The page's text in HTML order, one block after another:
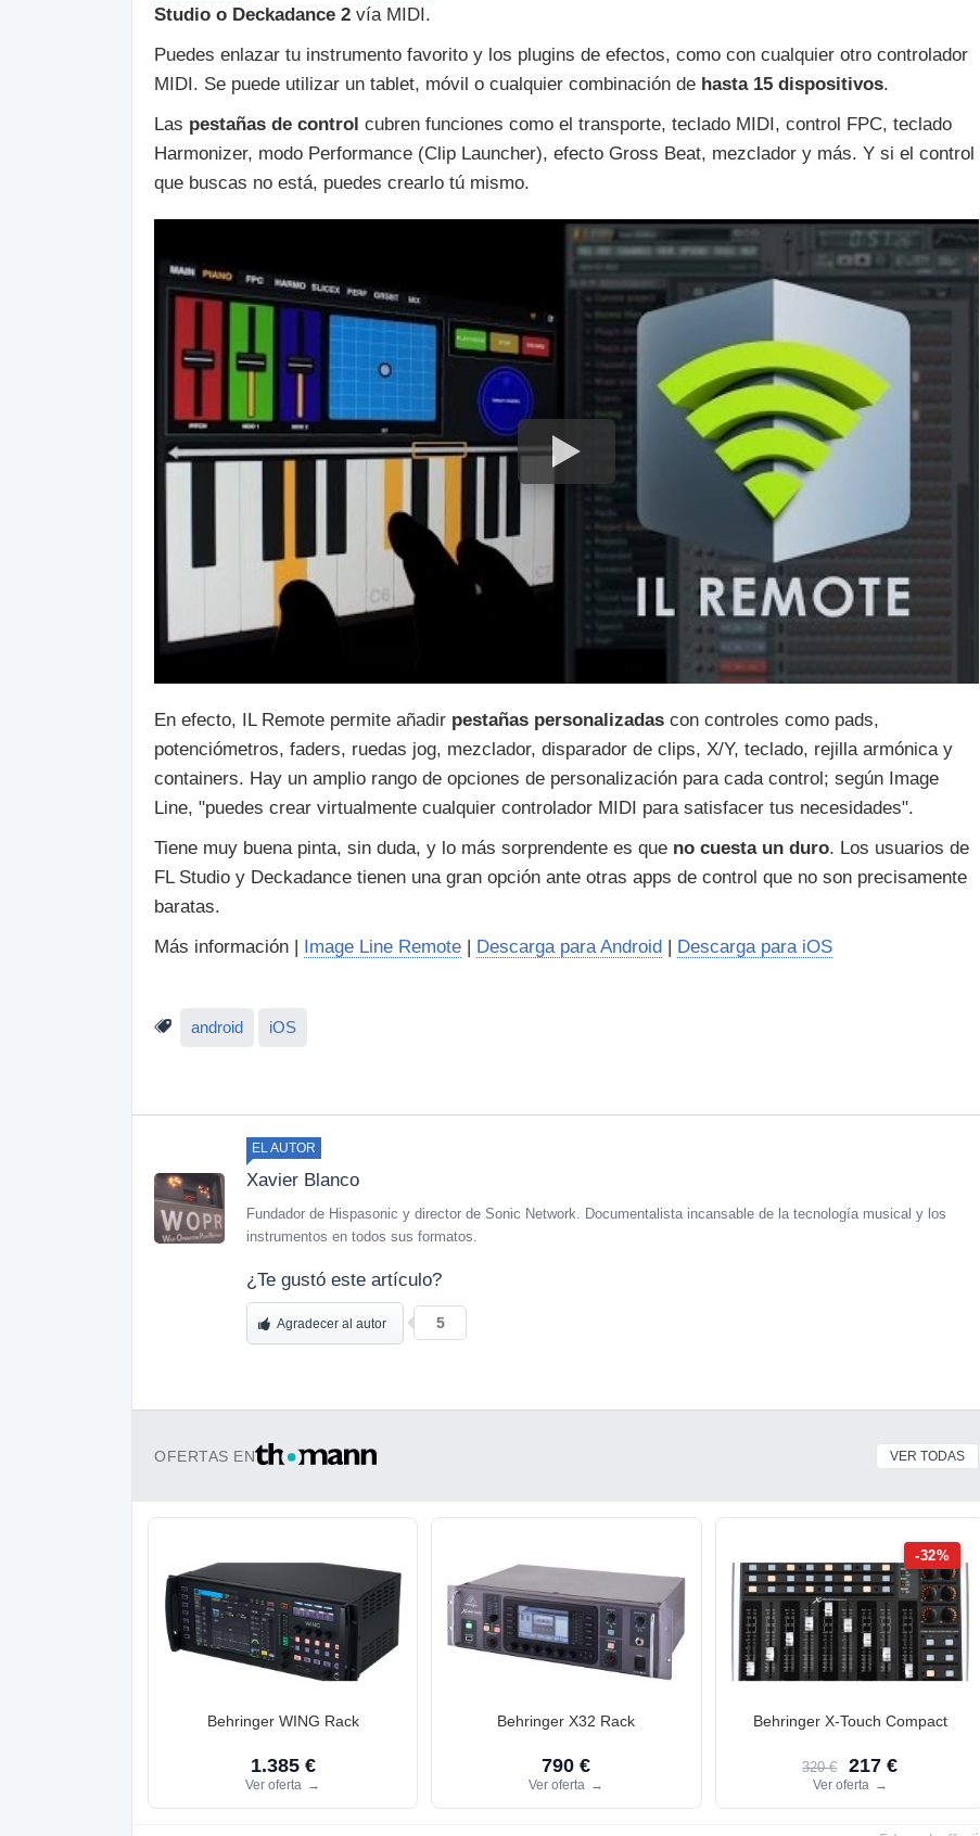
Studio o Deckadance 2 vía MIDI.
Puedes enlazar tu instrumento favorito y los plugins de efectos, como con cualquier otro controlador
MIDI. Se puede utilizar un tablet, móvil o cualquier combinación de hasta 15 dispositivos.
Las pestañas de control cubren funciones como el transporte, teclado MIDI, control FPC, teclado
Harmonizer, modo Performance (Clip Launcher), efecto Gross Beat, mezclador y más. Y si el control
que buscas no está, puedes crearlo tú mismo.
En efecto, IL Remote permite añadir pestañas personalizadas con controles como pads,
potenciómetros, faders, ruedas jog, mezclador, disparador de clips, X/Y, teclado, rejilla armónica y
containers. Hay un amplio rango de opciones de personalización para cada control; según Image
Line, "puedes crear virtualmente cualquier controlador MIDI para satisfacer tus necesidades".
Tiene muy buena pinta, sin duda, y lo más sorprendente es que no cuesta un duro. Los usuarios de
FL Studio y Deckadance tienen una gran opción ante otras apps de control que no son precisamente
baratas.
Más información | Image Line Remote | Descarga para Android | Descarga para iOS
android iOS
EL AUTOR
Xavier Blanco
Fundador de Hispasonic y director de Sonic Network. Documentalista incansable de la tecnología musical y los
instrumentos en todos sus formatos.
¿Te gustó este artículo?
Agradecer al autor 5
OFERTAS EN VER TODAS
Behringer WING Rack
1.385 €
Ver oferta →
Behringer X32 Rack
790 €
Ver oferta →
-32%
Behringer X-Touch Compact
320 € 217 €
Ver oferta →